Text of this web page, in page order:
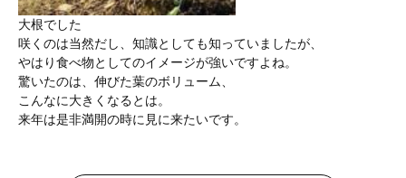
大根でした
咲くのは当然だし、知識としても知っていましたが、
やはり食べ物としてのイメージが強いですよね。
驚いたのは、伸びた葉のボリューム、
こんなに大きくなるとは。
来年は是非満開の時に見に来たいです。